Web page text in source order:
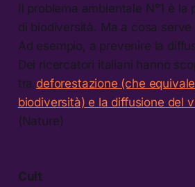
Il problema ambientale N°1 è la
di biodiversità. Ma a cosa
Ad esempio, a prevenire la
Dei ricercatori italiani hanno
tra deforestazione (che
biodiversità) e la diffusione del
(Nature)
Cult